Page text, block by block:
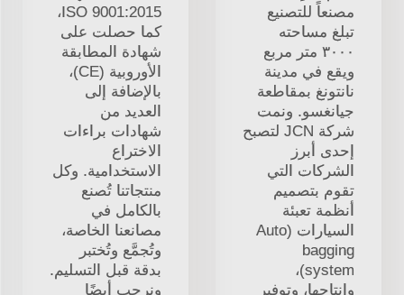
مصنعاً للتصنيع
تبلغ مساحته
٣٠٠٠ متر مربع
ويقع في مدينة
نانتونغ بمقاطعة
جيانغسو. ونمت
شركة JCN لتصبح
إحدى أبرز
الشركات التي
تقوم بتصميم
أنظمة تعبئة
السيارات (Auto
bagging
system)،
وإنتاجها، وتوفير
ISO 9001:2015،
كما حصلت على
شهادة المطابقة
الأوروبية (CE)،
بالإضافة إلى
العديد من
شهادات براءات
الاختراع
الاستخدامية. وكل
منتجاتنا تُصنع
بالكامل في
مصانعنا الخاصة،
وتُجمَّع وتُختبر
بدقة قبل التسليم.
ونرحب أيضًا